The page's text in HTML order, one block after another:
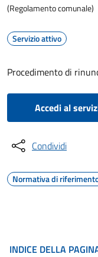
(Regolamento comunale)
Servizio attivo
Procedimento di
Accedi al
Condividi
Normativa di
INDICE DELLA